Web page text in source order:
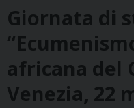
to
content
Giornata di
africana del
Venezia, 22